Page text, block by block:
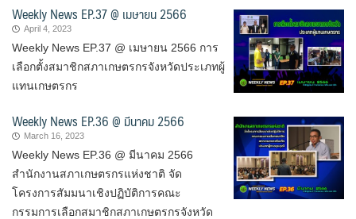
Weekly News EP.37 @ เมษายน 2566
April 4, 2023
Weekly News EP.37 @ เมษายน 2566 การ
เลือกตั้งสมาชิกสภาเกษตรกรจังหวัดประเภทผู้
แทนเกษตรกร
Weekly News EP.36 @ มีนาคม 2566
March 16, 2023
Weekly News EP.36 @ มีนาคม 2566
สำนักงานสภาเกษตรกรแห่งชาติ จัด
โครงการสัมมนาเชิงปฏิบัติการคณะ
กรรมการเลือกสมาชิกสภาเกษตรกรจังหวัด